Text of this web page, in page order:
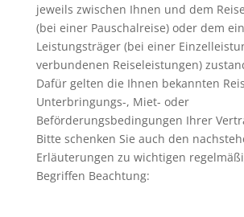
jeweils zwischen Ihnen und dem
(bei einer Pauschalreise) oder dem
Leistungsträger (bei einer
verbundenen Reiseleistungen)
Dafür gelten die Ihnen bekannten
Unterbringungs-, Miet- oder
Beförderungsbedingungen Ihrer
Bitte schenken Sie auch den
Erläuterungen zu wichtigen
Begriffen Beachtung: